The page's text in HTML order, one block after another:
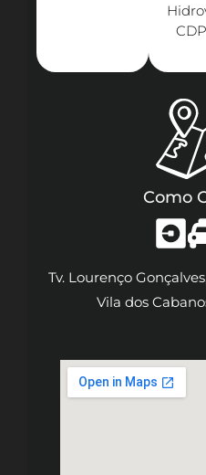
Como
Tv. Lourenço
Vila dos